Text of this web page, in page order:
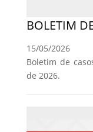
BOLETIM
15/05/2026
Boletim de
de 2026.